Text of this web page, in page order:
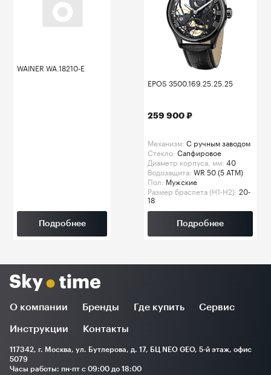
WAINER WA.18210-E
Подробнее
EPOS 3500.169.25.25.25
259 900 ₽
Механизм: C ручным заводом
Стекло: Сапфировое
Диаметр корпуса, мм: 40
Водозащита: WR 50 (5 ATM)
Пол: Мужские
Размер браслета (H1-H2): 20-
18
Подробнее
О компании Бренды Где купить Сервис
Инструкции Контакты
117342, г. Москва, ул. Бутлерова, д. 17, БЦ NEO GEO, 5-й этаж, офис
5079
Часы работы: пн-пт с 09:00 до 18:00